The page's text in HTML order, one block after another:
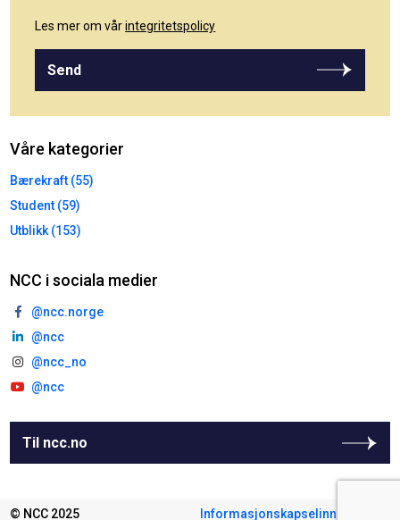
Les mer om vårintegritetspolicy
Send
Våre kategorier
Bærekraft (55)
Student (59)
Utblikk (153)
NCC i sociala medier
@ncc.norge
@ncc
@ncc_no
@ncc
Til ncc.no
© NCC 2025 Informasjonskapselinnstillinger